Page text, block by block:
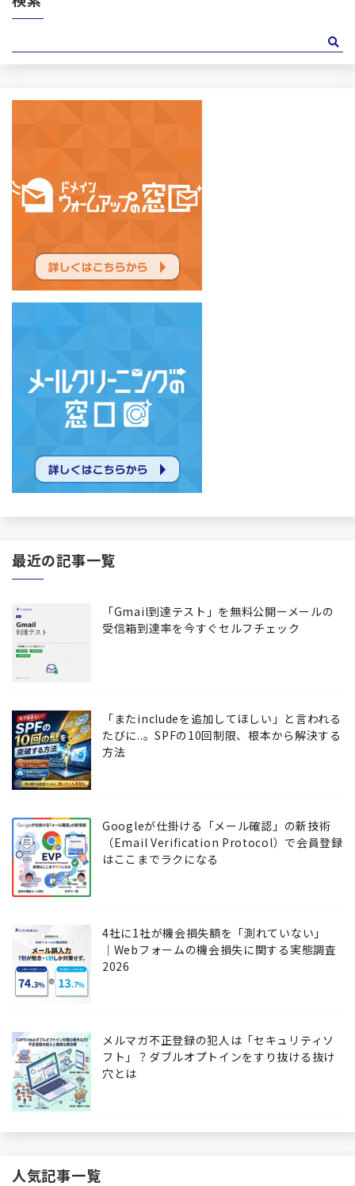
最近の記事一覧
「Gmail到達テスト」を無料公開ーメールの
受信箱到達率を今すぐセルフチェック
「またincludeを追加してほしい」と言われる
たびに..。SPFの10回制限、根本から解決する
方法
Googleが仕掛ける「メール確認」の新技術
（Email Verification Protocol）で会員登録
はここまでラクになる
4社に1社が機会損失額を「測れていない」
│Webフォームの機会損失に関する実態調査
2026
メルマガ不正登録の犯人は「セキュリティソ
フト」？ダブルオプトインをすり抜ける抜け
穴とは
人気記事一覧